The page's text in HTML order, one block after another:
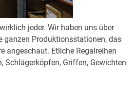
jeder. Wir haben uns über
ganzen Produktionsstationen, das
angeschaut. Etliche Regalreihen
Schlägerköpfen, Griffen, Gewichten